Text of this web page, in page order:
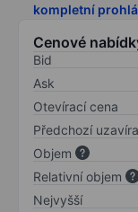
kompletní
Cenové
Bid
Ask
Otevírací cena
Předchozí
Objem
Relativní objem
Nejvyšší